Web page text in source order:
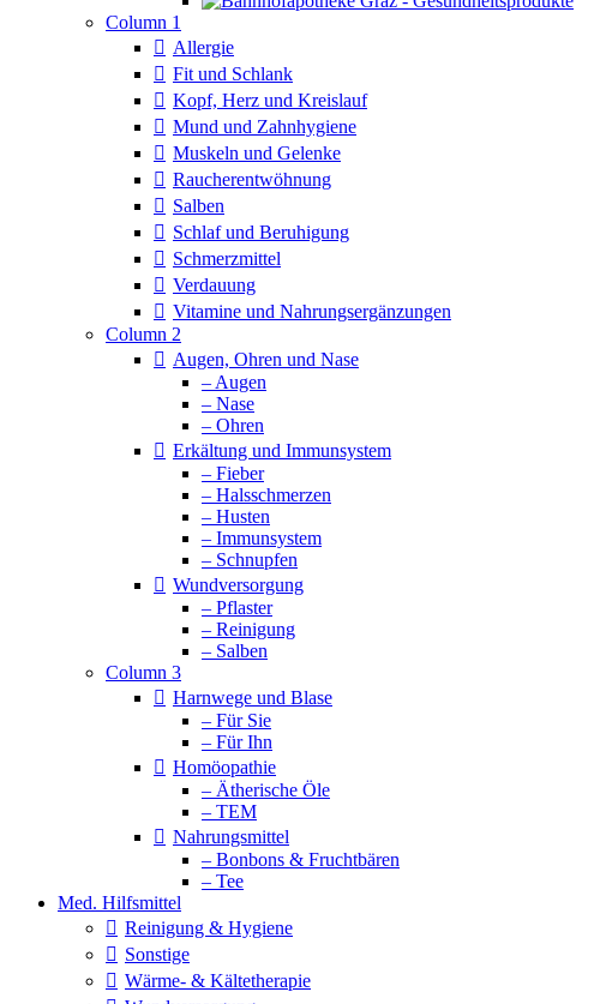
Column 1
Allergie
Fit und Schlank
Kopf, Herz und Kreislauf
Mund und Zahnhygiene
Muskeln und Gelenke
Raucherentwöhnung
Salben
Schlaf und Beruhigung
Schmerzmittel
Verdauung
Vitamine und Nahrungsergänzungen
Column 2
Augen, Ohren und Nase
– Augen
– Nase
– Ohren
Erkältung und Immunsystem
– Fieber
– Halsschmerzen
– Husten
– Immunsystem
– Schnupfen
Wundversorgung
– Pflaster
– Reinigung
– Salben
Column 3
Harnwege und Blase
– Für Sie
– Für Ihn
Homöopathie
– Ätherische Öle
– TEM
Nahrungsmittel
– Bonbons & Fruchtbären
– Tee
Med. Hilfsmittel
Reinigung & Hygiene
Sonstige
Wärme- & Kältetherapie